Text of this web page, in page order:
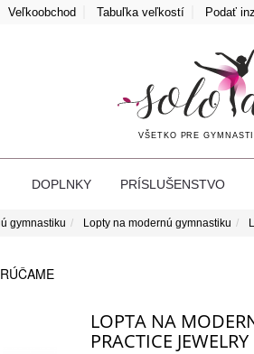
Veľkoobchod Tabuľka veľkostí Podať
VŠETKO PRE
DOPLNKY PRÍSLUŠENSTVO
gymnastiku Lopty na modernú gymnastiku
LOPTA NA
PRACTICE